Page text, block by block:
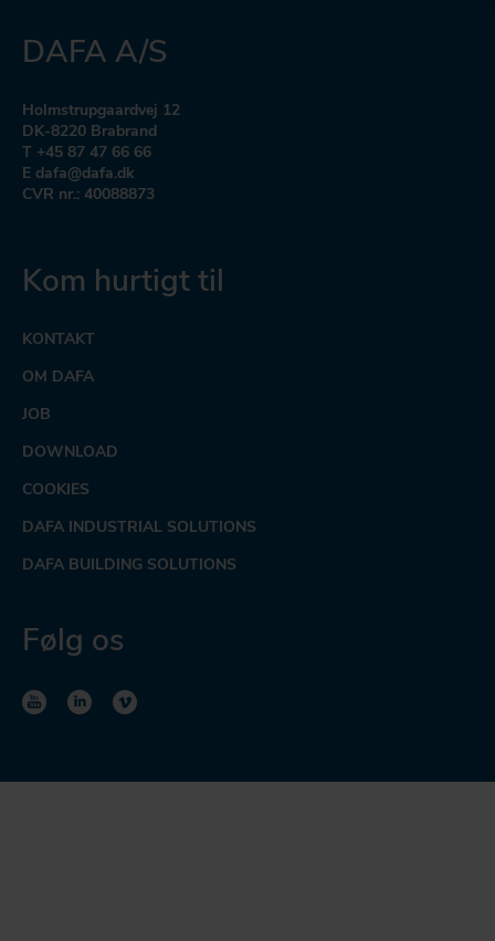
DAFA A/S
Holmstrupgaardvej 12
DK-8220 Brabrand
T +45 87 47 66 66
E dafa@dafa.dk
CVR nr.: 40088873
Kom hurtigt til
KONTAKT
OM DAFA
JOB
DOWNLOAD
COOKIES
DAFA INDUSTRIAL SOLUTIONS
DAFA BUILDING SOLUTIONS
Følg os